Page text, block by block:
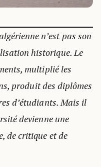
n’est pas son
historique. Le
multiplié les
produit des diplômes
d’étudiants. Mais il
devienne une
de critique et de